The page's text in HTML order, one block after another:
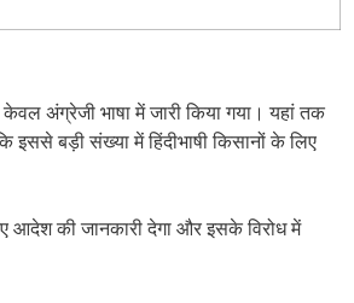
अंग्रेजी भाषा में जारी किया गया। यहां तक
इससे बड़ी संख्या में हिंदीभाषी किसानों के लिए
की जानकारी देगा और इसके विरोध में